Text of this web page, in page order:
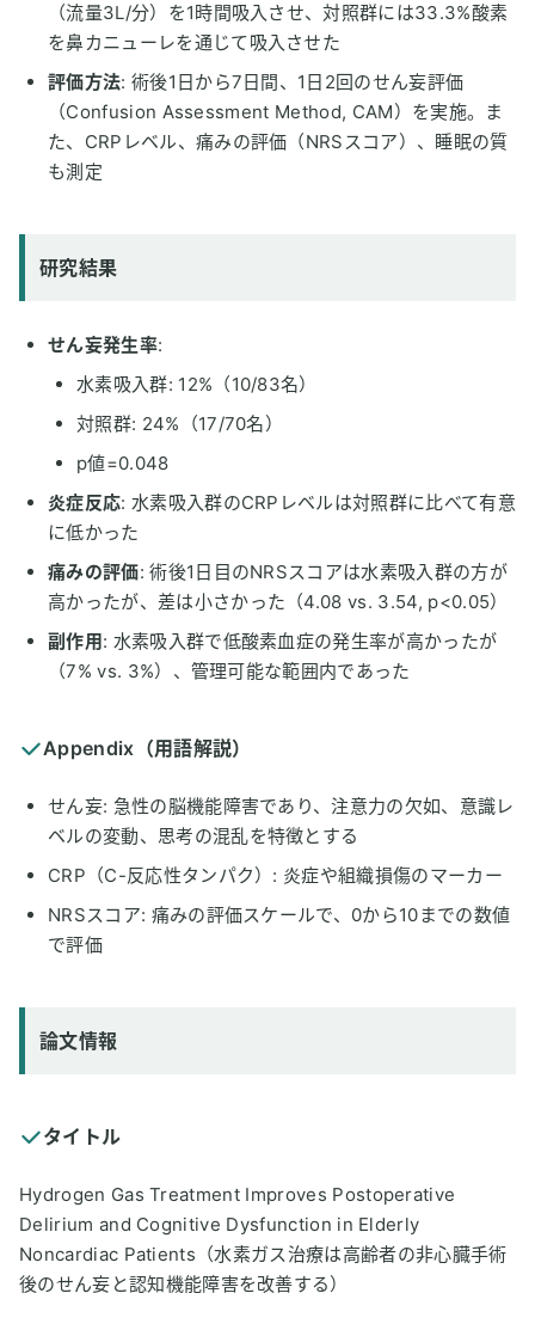
（流量3L/分）を1時間吸入させ、対照群には33.3%酸素
を鼻カニューレを通じて吸入させた
評価方法: 術後1日から7日間、1日2回のせん妄評価
（Confusion Assessment Method, CAM）を実施。ま
た、CRPレベル、痛みの評価（NRSスコア）、睡眠の質
も測定
研究結果
せん妄発生率:
水素吸入群: 12%（10/83名）
対照群: 24%（17/70名）
p値=0.048
炎症反応: 水素吸入群のCRPレベルは対照群に比べて有意
に低かった
痛みの評価: 術後1日目のNRSスコアは水素吸入群の方が
高かったが、差は小さかった（4.08 vs. 3.54, p<0.05）
副作用: 水素吸入群で低酸素血症の発生率が高かったが
（7% vs. 3%）、管理可能な範囲内であった
Appendix（用語解説）
せん妄: 急性の脳機能障害であり、注意力の欠如、意識レ
ベルの変動、思考の混乱を特徴とする
CRP（C-反応性タンパク）: 炎症や組織損傷のマーカー
NRSスコア: 痛みの評価スケールで、0から10までの数値
で評価
論文情報
タイトル
Hydrogen Gas Treatment Improves Postoperative
Delirium and Cognitive Dysfunction in Elderly
Noncardiac Patients（水素ガス治療は高齢者の非心臓手術
後のせん妄と認知機能障害を改善する）